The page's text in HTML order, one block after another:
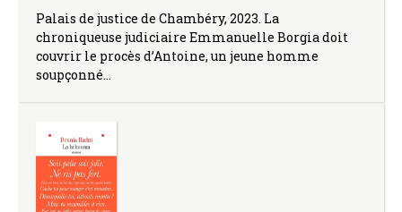
Palais de justice de Chambéry, 2023. La
chroniqueuse judiciaire Emmanuelle Borgia doit
couvrir le procès d’Antoine, un jeune homme
soupçonné…